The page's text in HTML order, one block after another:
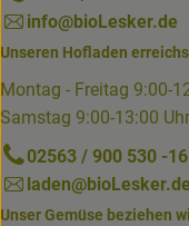
info@bioLesker.de
Unseren Hofladen
Montag - Freitag 9:00-
Samstag 9:00-13:00 Uhr
02563 / 900 530 -16
laden@bioLesker.de
Unser Gemüse beziehen